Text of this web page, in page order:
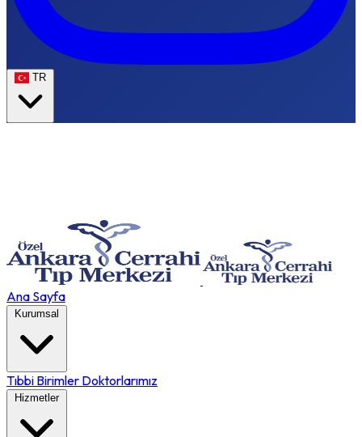
TR
Ana Sayfa
Kurumsal
Tıbbi Birimler Doktorlarımız
Hizmetler